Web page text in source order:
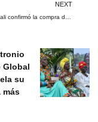
NEXT
Global
su
más